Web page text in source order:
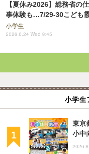
【夏休み2026】総務省の
事体験も…7/29-30こども
小学生
2026.6.24 Wed 9:45
小学生
東京
小中